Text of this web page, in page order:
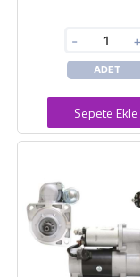
- +
ADET
Sepete Ekle